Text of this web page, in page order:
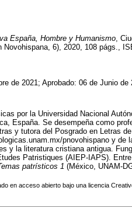
España, Hombre y Humanismo ,
6), 2020, 108 págs.,
de 2021; Aprobado: 06 de Junio de
por la Universidad Nacional
España. Se desempeña como
y tutora del Posgrado en Letras
pnovohispano y de
y la literatura cristiana antigua.
Patristiques (AIEP-IAPS).
patrísticos 1 (México, UNAM-
en acceso abierto bajo una licencia